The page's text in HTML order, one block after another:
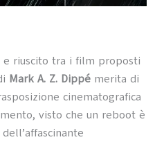
riuscito tra i film proposti
Mark A. Z. Dippémerita di
cinematografica
visto che un reboot è